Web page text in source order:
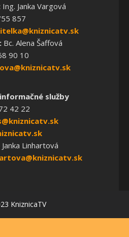
Ing. Janka Vargová
857
Bc. Alena Šaffová
90 10
služby
42 22
Linhartová
KniznicaTV